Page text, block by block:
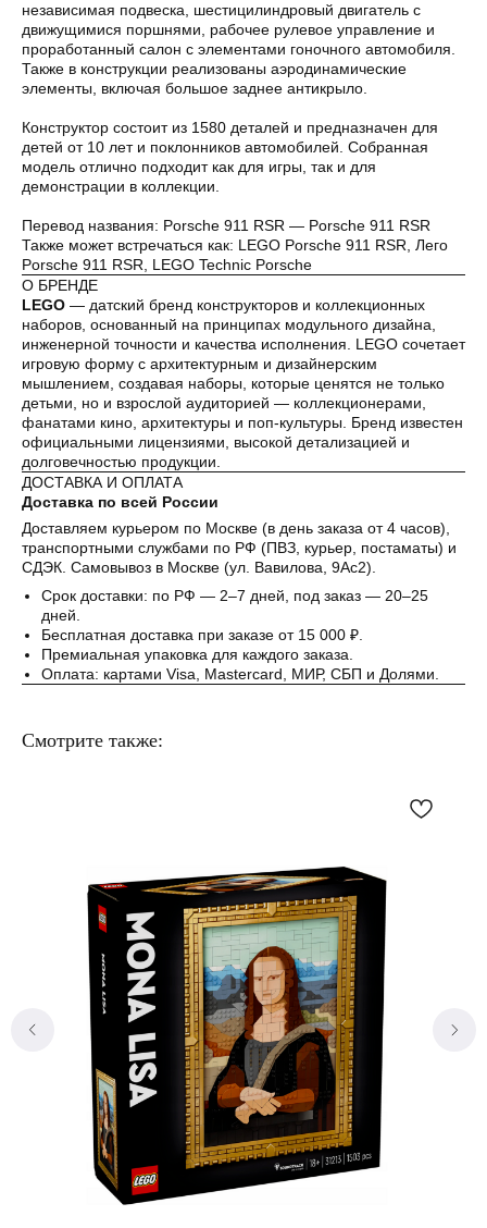
независимая подвеска, шестицилиндровый двигатель с
движущимися поршнями, рабочее рулевое управление и
проработанный салон с элементами гоночного автомобиля.
Также в конструкции реализованы аэродинамические
элементы, включая большое заднее антикрыло.
Конструктор состоит из 1580 деталей и предназначен для
детей от 10 лет и поклонников автомобилей. Собранная
модель отлично подходит как для игры, так и для
демонстрации в коллекции.
Перевод названия: Porsche 911 RSR — Porsche 911 RSR
Также может встречаться как: LEGO Porsche 911 RSR, Лего
Porsche 911 RSR, LEGO Technic Porsche
О БРЕНДЕ
LEGO — датский бренд конструкторов и коллекционных
наборов, основанный на принципах модульного дизайна,
инженерной точности и качества исполнения. LEGO сочетает
игровую форму с архитектурным и дизайнерским
мышлением, создавая наборы, которые ценятся не только
детьми, но и взрослой аудиторией — коллекционерами,
фанатами кино, архитектуры и поп-культуры. Бренд известен
официальными лицензиями, высокой детализацией и
долговечностью продукции.
ДОСТАВКА И ОПЛАТА
Доставка по всей России
Доставляем курьером по Москве (в день заказа от 4 часов),
транспортными службами по РФ (ПВЗ, курьер, постаматы) и
СДЭК. Самовывоз в Москве (ул. Вавилова, 9Ас2).
Срок доставки: по РФ — 2–7 дней, под заказ — 20–25
дней.
Бесплатная доставка при заказе от 15 000 ₽.
Премиальная упаковка для каждого заказа.
Оплата: картами Visa, Mastercard, МИР, СБП и Долями.
Смотрите также:
Оплата частями
Оплатите сегодня 25% стоимости покупки
платежами раз в две недели.
Оплата
сегодня
25%
2 недели
25%
4 недели
25%
6 недель
25%
Без комиссий и переплат
Как обычная оплата картой
Понятно